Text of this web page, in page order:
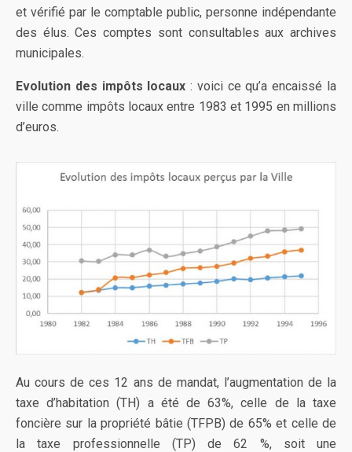
et vérifié par le comptable public, personne indépendante
des élus. Ces comptes sont consultables aux archives
municipales.
Evolution des impôts locaux : voici ce qu’a encaissé la
ville comme impôts locaux entre 1983 et 1995 en millions
d’euros.
Au cours de ces 12 ans de mandat, l’augmentation de la
taxe d’habitation (TH) a été de 63%, celle de la taxe
foncière sur la propriété bâtie (TFPB) de 65% et celle de
la taxe professionnelle (TP) de 62 %, soit une